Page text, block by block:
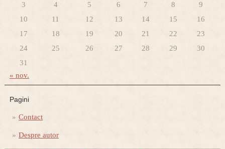
3
4 5 6 7 8
9
10
11 12 13 14 15
16
17
18 19 20 21 22
23
24
25 26 27 28 29
30
31
« nov.
Pagini
Contact
Despre autor